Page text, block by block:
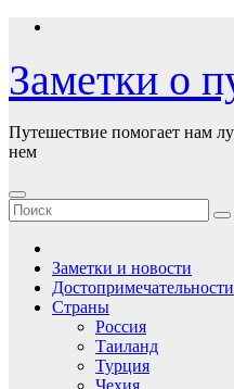
Перейти
содержимому
Заметки о
Путешествие помогает нам
нем
Заметки и новости
Достопримечательности
Страны
Россия
Таиланд
Турция
Чехия